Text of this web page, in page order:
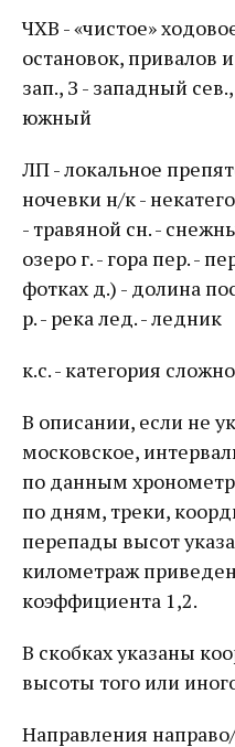
ЧХВ - «чистое»
остановок, привалов
зап., З - западный
южный
ЛП - локальное
ночевки н/к -
- травяной сн. -
озеро г. - гора пер. -
фотках д.) - долина
р. - река лед. - ледник
к.с. - категория
В описании, если не
московское,
по данным
по дням, треки,
перепады высот
километраж
коэффициента 1,2.
В скобках указаны
высоты того или
Направления